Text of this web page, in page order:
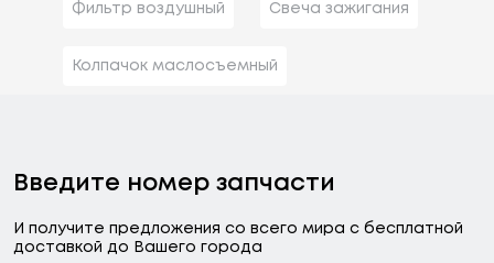
Фильтр воздушный Свеча зажигания
Колпачок маслосъемный
Введите номер запчасти
И получите предложения со всего мира с бесплатной
доставкой до Вашего города